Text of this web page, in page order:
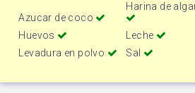
Azucar de coco
Harina de
Huevos
Leche
Levadura en polvo
Sal